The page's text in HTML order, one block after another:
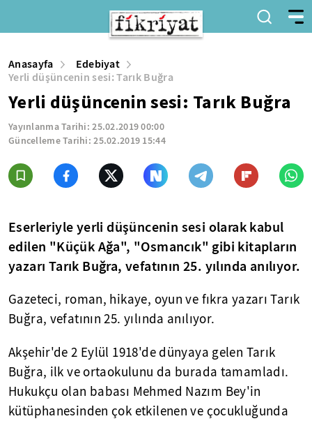
Anasayfa
Edebiyat
Yerli düşüncenin sesi: Tarık Buğra
Yerli düşüncenin sesi: Tarık Buğra
Yayınlanma Tarihi:25.02.2019 00:00
Güncelleme Tarihi:25.02.2019 15:44
Eserleriyle yerli düşüncenin sesi olarak kabul
edilen "Küçük Ağa", "Osmancık" gibi kitapların
yazarı Tarık Buğra, vefatının 25. yılında anılıyor.
Gazeteci, roman, hikaye, oyun ve fıkra yazarı Tarık
Buğra, vefatının 25. yılında anılıyor.
Akşehir'de 2 Eylül 1918'de dünyaya gelen Tarık
Buğra, ilk ve ortaokulunu da burada tamamladı.
Hukukçu olan babası Mehmed Nazım Bey'in
kütüphanesinden çok etkilenen ve çocukluğunda